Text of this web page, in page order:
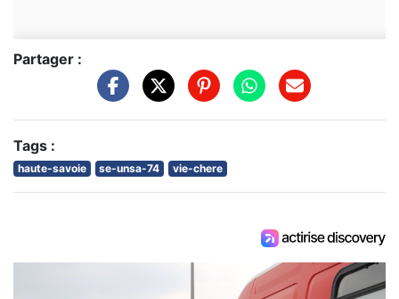
Partager :
Tags :
haute-savoie se-unsa-74 vie-chere